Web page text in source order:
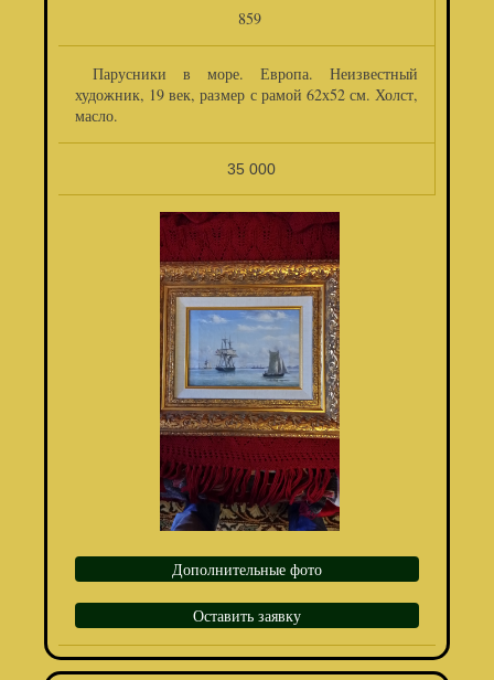
859
Парусники в море. Европа. Неизвестный
художник, 19 век, размер с рамой 62х52 см. Холст,
масло.
35 000
Дополнительные фото
Оставить заявку